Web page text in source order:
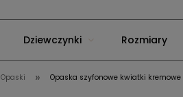
Dziewczynki Rozmiary
Opaski » Opaska szyfonowe kwiatki kremowe